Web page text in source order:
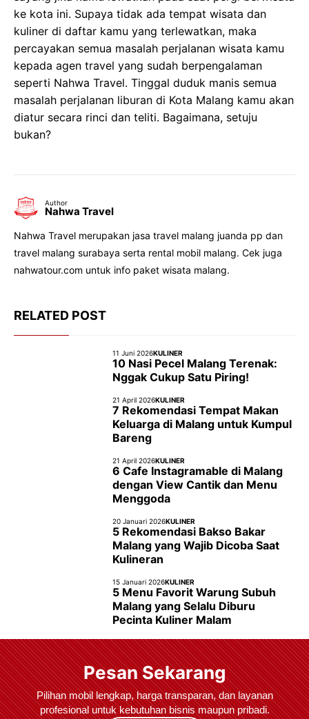
ke kota ini. Supaya tidak ada tempat wisata dan
kuliner di daftar kamu yang terlewatkan, maka
percayakan semua masalah perjalanan wisata kamu
kepada agen travel yang sudah berpengalaman
seperti Nahwa Travel. Tinggal duduk manis semua
masalah perjalanan liburan di Kota Malang kamu akan
diatur secara rinci dan teliti. Bagaimana, setuju
bukan?
Author
Nahwa Travel
Nahwa Travel merupakan jasa travel malang juanda pp dan
travel malang surabaya serta rental mobil malang. Cek juga
nahwatour.com untuk info paket wisata malang.
RELATED POST
11 Juni 2026KULINER
10 Nasi Pecel Malang Terenak:
Nggak Cukup Satu Piring!
21 April 2026KULINER
7 Rekomendasi Tempat Makan
Keluarga di Malang untuk Kumpul
Bareng
21 April 2026KULINER
6 Cafe Instagramable di Malang
dengan View Cantik dan Menu
Menggoda
20 Januari 2026KULINER
5 Rekomendasi Bakso Bakar
Malang yang Wajib Dicoba Saat
Kulineran
15 Januari 2026KULINER
5 Menu Favorit Warung Subuh
Malang yang Selalu Diburu
Pecinta Kuliner Malam
Pesan Sekarang
Pilihan mobil lengkap, harga transparan, dan layanan
profesional untuk kebutuhan bisnis maupun pribadi.